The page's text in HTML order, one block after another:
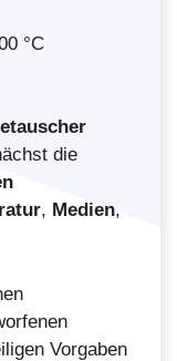
°C
die
, Medien,
Vorgaben